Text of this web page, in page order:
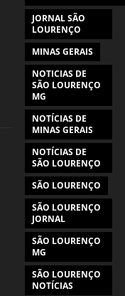
JORNAL SÃO
LOURENÇO
MINAS GERAIS
NOTICIAS DE
SÃO LOURENÇO
MG
NOTÍCIAS DE
MINAS GERAIS
NOTÍCIAS DE
SÃO LOURENÇO
SÃO LOURENÇO
SÃO LOURENÇO
JORNAL
SÃO LOURENÇO
MG
SÃO LOURENÇO
NOTÍCIAS